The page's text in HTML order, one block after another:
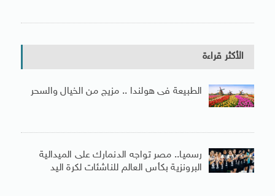
الأكثر قراءة
الطبيعة فى هولندا .. مزيج من الخيال والسحر
رسميا.. مصر تواجه الدنمارك على الميدالية
البرونزية بكأس العالم للناشئات لكرة اليد